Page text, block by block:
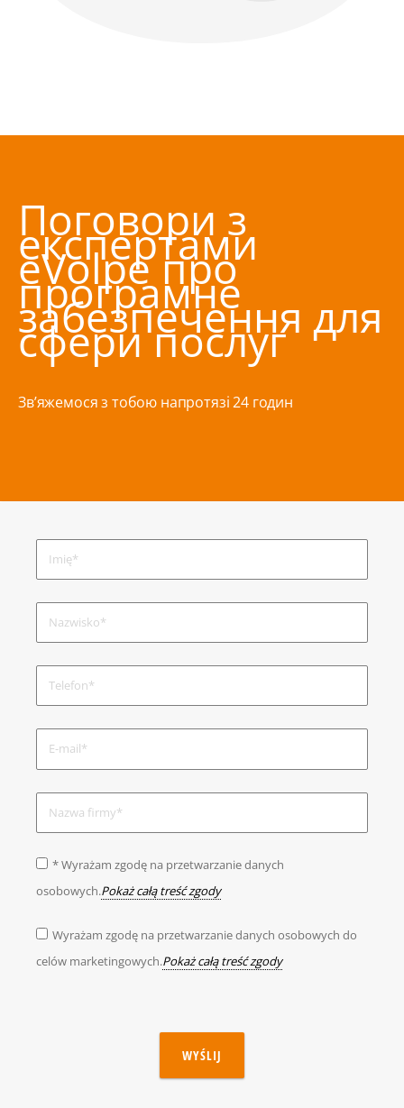
Поговори з
експертами
eVolpe про
програмне
забезпечення для
сфери послуг
Зв’яжемося з тобою напротязі 24 годин
* Wyrażam zgodę na przetwarzanie danych
osobowych.Pokaż całą treść zgody
Wyrażam zgodę na przetwarzanie danych osobowych do
celów marketingowych.Pokaż całą treść zgody
WYŚLIJ